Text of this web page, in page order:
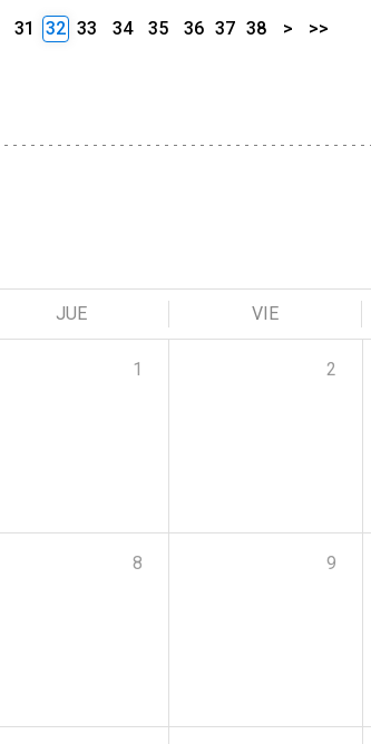
31 32 33 34 35 36 37 38 > >>
JUE VIE
1 2
8 9